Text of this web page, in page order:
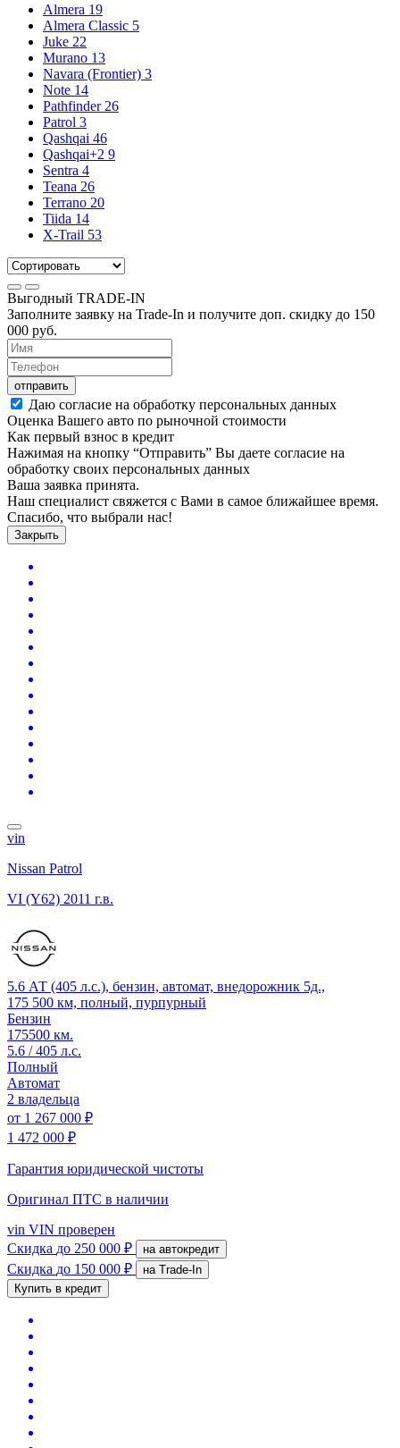
Almera 19
Almera Classic 5
Juke 22
Murano 13
Navara (Frontier) 3
Note 14
Pathfinder 26
Patrol 3
Qashqai 46
Qashqai+2 9
Sentra 4
Teana 26
Terrano 20
Tiida 14
X-Trail 53
Выгодный TRADE-IN
Заполните заявку на Trade-In и получите доп. скидку до 150
000 руб.
отправить
Даю согласие на обработку персональных данных
Оценка Вашего авто по рыночной стоимости
Как первый взнос в кредит
Нажимая на кнопку “Отправить” Вы даете согласие на
обработку своих персональных данных
Ваша заявка принята.
Наш специалист свяжется с Вами в самое ближайшее время.
Спасибо, что выбрали нас!
Закрыть
vin
Nissan Patrol
VI (Y62) 2011 г.в.
5.6 АТ (405 л.с.), бензин, автомат, внедорожник 5д.,
175 500 км, полный, пурпурный
Бензин
175500 км.
5.6 / 405 л.с.
Полный
Автомат
2 владельца
от 1 267 000 ₽
1 472 000 ₽
Гарантия юридической чистоты
Оригинал ПТС в наличии
vin VIN проверен
Скидка до 250 000 ₽ на автокредит
Скидка до 150 000 ₽
на Trade-In
Купить в кредит